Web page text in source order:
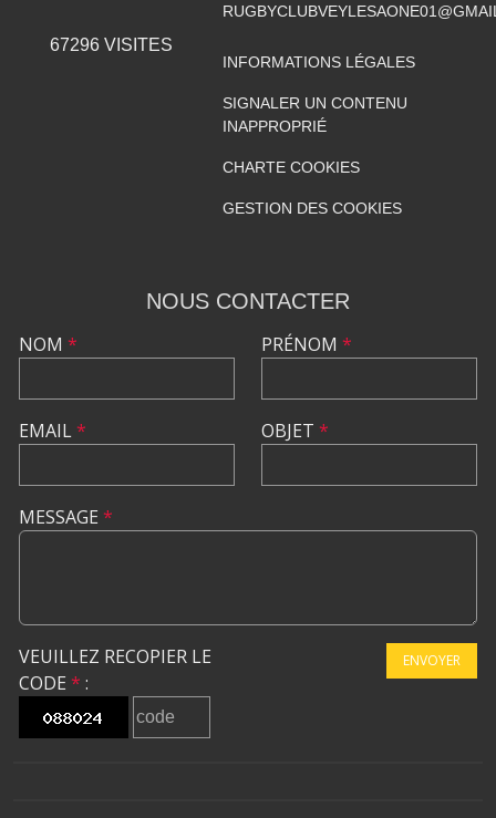
67296VISITES
INFORMATIONS LÉGALES
SIGNALER UN CONTENU
INAPPROPRIÉ
CHARTE COOKIES
GESTION DES COOKIES
NOUS CONTACTER
NOM *
EMAIL*
PRÉNOM *
OBJET *
MESSAGE *
VEUILLEZ RECOPIER LE
CODE * :
ENVOYER